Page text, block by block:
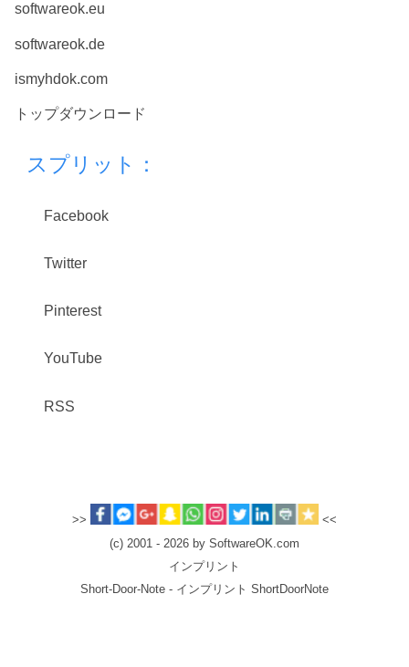
softwareok.eu
softwareok.de
ismyhdok.com
トップダウンロード
スプリット：
Facebook
Twitter
Pinterest
YouTube
RSS
>>
<<
(c) 2001 - 2026 by SoftwareOK.com
インプリント
Short-Door-Note - インプリント ShortDoorNote